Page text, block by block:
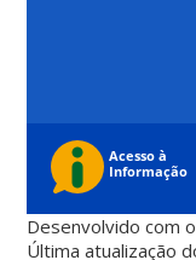
Desenvolvido com
Última atualização